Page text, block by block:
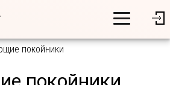
покойники